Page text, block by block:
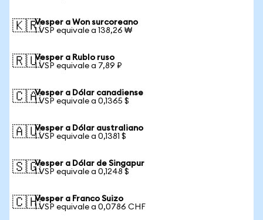
🇰🇷Vesper a Won surcoreano
1 VSP equivale a 138,26 ₩
🇷🇺Vesper a Rublo ruso
1 VSP equivale a 7,89 ₽
🇨🇦Vesper a Dólar canadiense
1 VSP equivale a 0,1365 $
🇦🇺Vesper a Dólar australiano
1 VSP equivale a 0,1381 $
🇸🇬Vesper a Dólar de Singapur
1 VSP equivale a 0,1248 $
🇨🇭Vesper a Franco Suizo
1 VSP equivale a 0,0786 CHF